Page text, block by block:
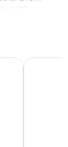
(18
Parking
Savassi